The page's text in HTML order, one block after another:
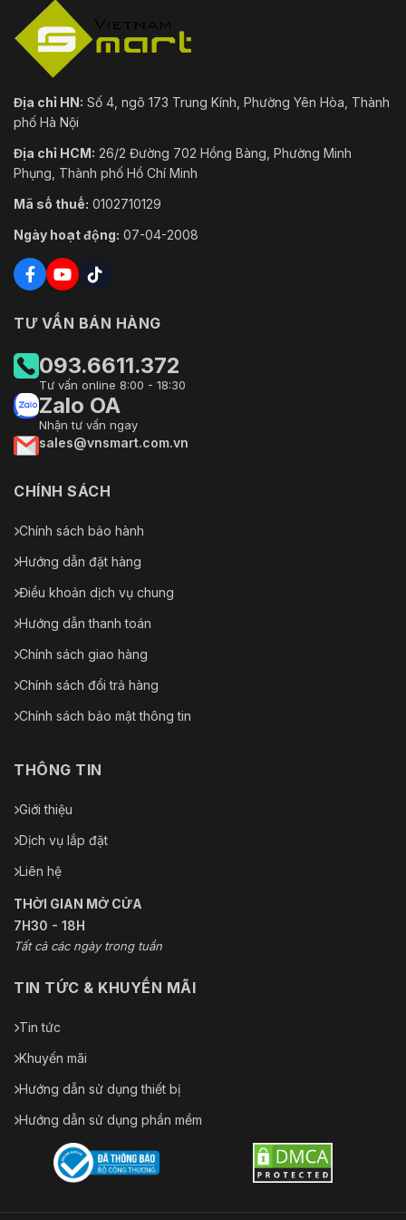
Cung cấp điện 12 VDC/PoE (802.3af)
Mức tiêu thụ điện
(PoE)
Tối đa (WDR + cường độ IR + trí
Môi trường
Nhiệt độ hoạt động
Nhiệt độ lưu trữ
Vỏ ngoài Kim loại
Kích thước sản
phẩm
H)
Trọng lượng tịnh
Trọng lượng tổng
Địa chỉ HN: Số 4, ngõ 173 Trung Kính, Phường Yên Hòa, Thành
phố Hà Nội
Địa chỉ HCM: 26/2 Đường 702 Hồng Bàng, Phường Minh
Phụng, Thành phố Hồ Chí Minh
Mã số thuế: 0102710129
Ngày hoạt động: 07-04-2008
TƯ VẤN BÁN HÀNG
093.6611.372
Tư vấn online 8:00 - 18:30
Zalo OA
Nhận tư vấn ngay
sales@vnsmart.com.vn
CHÍNH SÁCH
Chính sách bảo hành
Hướng dẫn đặt hàng
Điều khoản dịch vụ chung
Hướng dẫn thanh toán
Chính sách giao hàng
Chính sách đổi trả hàng
Chính sách bảo mật thông tin
THÔNG TIN
Giới thiệu
Dịch vụ lắp đặt
Liên hệ
THỜI GIAN MỞ CỬA
7H30 - 18H
Tất cả các ngày trong tuần
TIN TỨC & KHUYẾN MÃI
Tin tức
Khuyến mãi
Hướng dẫn sử dụng thiết bị
Hướng dẫn sử dụng phần mềm